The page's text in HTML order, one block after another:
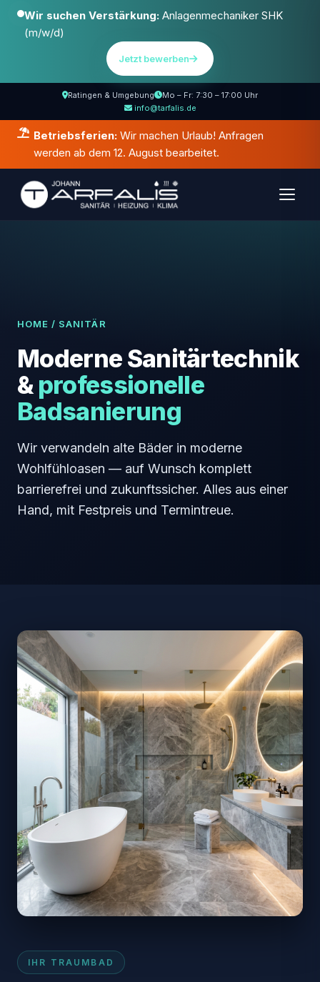
Wir suchen Verstärkung: Anlagenmechaniker SHK
(m/w/d)
Jetzt bewerben
Ratingen & Umgebung
Mo – Fr: 7:30 – 17:00 Uhr
info@tarfalis.de
Betriebsferien: Wir machen Urlaub! Anfragen
werden ab dem 12. August bearbeitet.
HOME / SANITÄR
Moderne Sanitärtechnik
&professionelle
Badsanierung
Wir verwandeln alte Bäder in moderne
Wohlfühloasen — auf Wunsch komplett
barrierefrei und zukunftssicher. Alles aus einer
Hand, mit Festpreis und Termintreue.
IHR TRAUMBAD